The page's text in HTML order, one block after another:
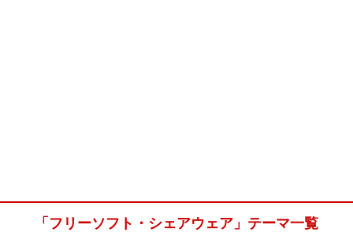
「フリーソフト・シェアウェア」テーマ一覧